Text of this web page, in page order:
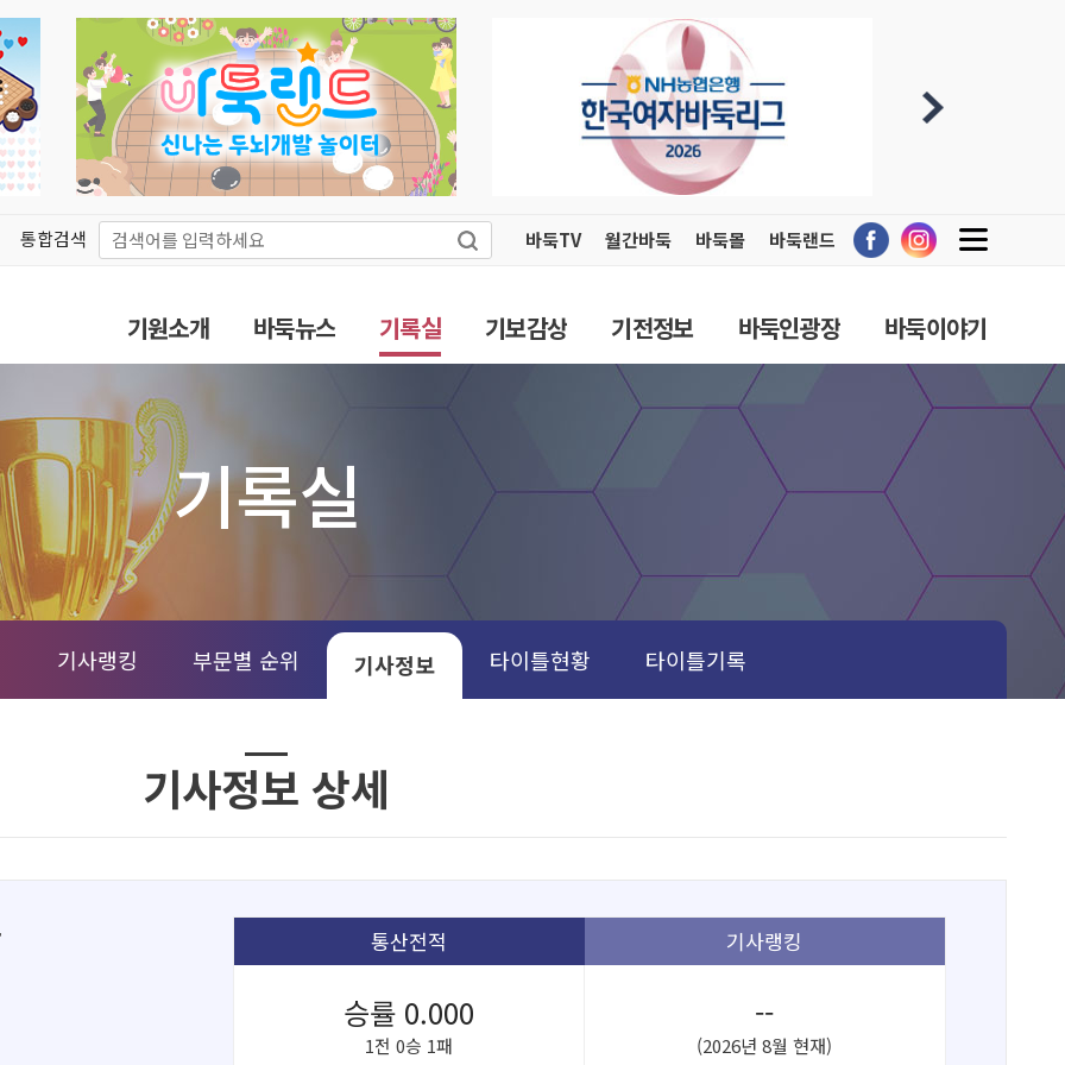
통합검색 바둑TV 월간바둑 바둑몰 바둑랜드
기원소개 바둑뉴스 기록실 기보감상 기전정보 바둑인광장 바둑이야기
기록실
기사랭킹 부문별 순위 기사정보 타이틀현황 타이틀기록
기사정보 상세
통산전적 기사랭킹
승률 0.000
1전 0승 1패
--
(2026년 8월 현재)